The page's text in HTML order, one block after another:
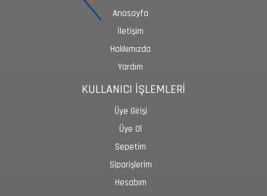
Anasayfa
İletişim
Hakkımızda
Yardım
KULLANICI İŞLEMLERİ
Üye Girişi
Üye Ol
Sepetim
Siparişlerim
Hesabım